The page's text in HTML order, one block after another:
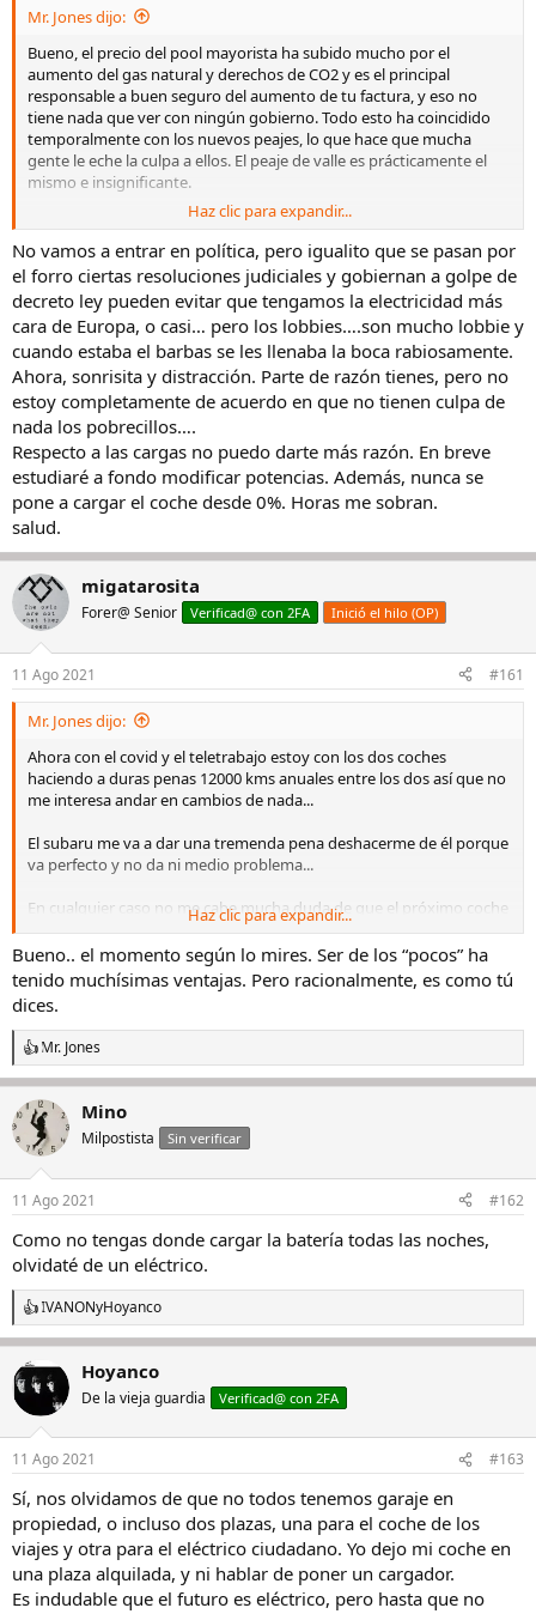
Mr. Jones dijo:
Bueno, el precio del pool mayorista ha subido mucho por el
aumento del gas natural y derechos de CO2 y es el principal
responsable a buen seguro del aumento de tu factura, y eso no
tiene nada que ver con ningún gobierno. Todo esto ha coincidido
temporalmente con los nuevos peajes, lo que hace que mucha
gente le eche la culpa a ellos. El peaje de valle es prácticamente el
mismo e insignificante.
Salvo que hagas muchos kms diarios que supongo no será el caso,
sigues teniendo 8 horas de carga nocturna diaria en valle que con
esa potencia contratada tan alta te debería sobrar para meterle 150
kms todas las noches (8h*3,5kW=28kwh) . Tb tienes los fines de
semana completos de valle.
Tb es una buena oportunidad para que ajustes tu potencia en
periodo punta/llano (en valle ahora la potencia contratada sale
prácticamente regalada) y así ahorres unos cuantos euros. %,575
kw es una potencia tremendamente alta...
Haz clic para expandir...
No vamos a entrar en política, pero igualito que se pasan por
el forro ciertas resoluciones judiciales y gobiernan a golpe de
decreto ley pueden evitar que tengamos la electricidad más
cara de Europa, o casi… pero los lobbies….son mucho lobbie y
cuando estaba el barbas se les llenaba la boca rabiosamente.
Ahora, sonrisita y distracción. Parte de razón tienes, pero no
estoy completamente de acuerdo en que no tienen culpa de
nada los pobrecillos….
Respecto a las cargas no puedo darte más razón. En breve
estudiaré a fondo modificar potencias. Además, nunca se
pone a cargar el coche desde 0%. Horas me sobran.
salud.
migatarosita
Forer@ Senior Verificad@ con 2FA Inició el hilo (OP)
11 Ago 2021 #161
Mr. Jones dijo:
Ahora con el covid y el teletrabajo estoy con los dos coches
haciendo a duras penas 12000 kms anuales entre los dos así que no
me interesa andar en cambios de nada...
El subaru me va a dar una tremenda pena deshacerme de él porque
va perfecto y no da ni medio problema...
En cualquier caso no me cabe mucha duda de que el próximo coche
nuevo que compre será eléctrico... Teniendo parking para cargarlo y
presupuesto relativamente holgado es un poco absurdo meterse
en otra cosa si tienes idea de tener el coche muchos años, que es mi
caso.
Ahora empiezan a ponerse las pilas las marcas tradicionales, y a
ofrecer modelos que no son meramente uno de combustión al que
le han incrustado unas baterias sino ya modelos en plataformas
específicas con buenas autonomías. EL Mercedes EQS ya tiene pinta
de ser por fin un coche a la altura, si no más del tesla S y en los
próximos años empezarán a generalizarse modelos más accesibles,
y ahí será el momento.
Haz clic para expandir...
Bueno.. el momento según lo mires. Ser de los “pocos” ha
tenido muchísimas ventajas. Pero racionalmente, es como tú
dices.
R
e
c
i
e
:
Mr. Jones
Mino
Milpostista Sin verificar
11 Ago 2021 #162
Como no tengas donde cargar la batería todas las noches,
olvidaté de un eléctrico.
R
e
a
c
c
i
e
s
:
IVANONyHoyanco
Hoyanco
De la vieja guardia Verificad@ con 2FA
11 Ago 2021 #163
Sí, nos olvidamos de que no todos tenemos garaje en
propiedad, o incluso dos plazas, una para el coche de los
viajes y otra para el eléctrico ciudadano. Yo dejo mi coche en
una plaza alquilada, y ni hablar de poner un cargador.
Es indudable que el futuro es eléctrico, pero hasta que no